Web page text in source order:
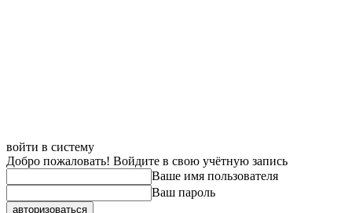
войти в систему
Добро пожаловать! Войдите в свою учётную запись
Ваше имя пользователя
Ваш пароль